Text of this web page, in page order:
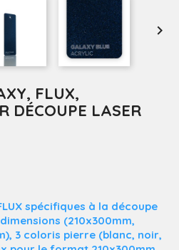

FLUX,
DÉCOUPE LASER
spécifiques à la découpe
(210x300mm,
3 coloris pierre (blanc, noir,